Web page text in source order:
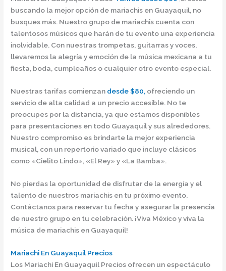
buscando la mejor opción de mariachis en Guayaquil, no
busques más. Nuestro grupo de mariachis cuenta con
talentosos músicos que harán de tu evento una experiencia
inolvidable. Con nuestras trompetas, guitarras y voces,
llevaremos la alegría y emoción de la música mexicana a tu
fiesta, boda, cumpleaños o cualquier otro evento especial.
Nuestras tarifas comienzan desde $80, ofreciendo un
servicio de alta calidad a un precio accesible. No te
preocupes por la distancia, ya que estamos disponibles
para presentaciones en todo Guayaquil y sus alrededores.
Nuestro compromiso es brindarte la mejor experiencia
musical, con un repertorio variado que incluye clásicos
como «Cielito Lindo», «El Rey» y «La Bamba».
No pierdas la oportunidad de disfrutar de la energía y el
talento de nuestros mariachis en tu próximo evento.
Contáctanos para reservar tu fecha y asegurar la presencia
de nuestro grupo en tu celebración. ¡Viva México y viva la
música de mariachis en Guayaquil!
Mariachi En Guayaquil Precios
Los Mariachi En Guayaquil Precios ofrecen un espectáculo